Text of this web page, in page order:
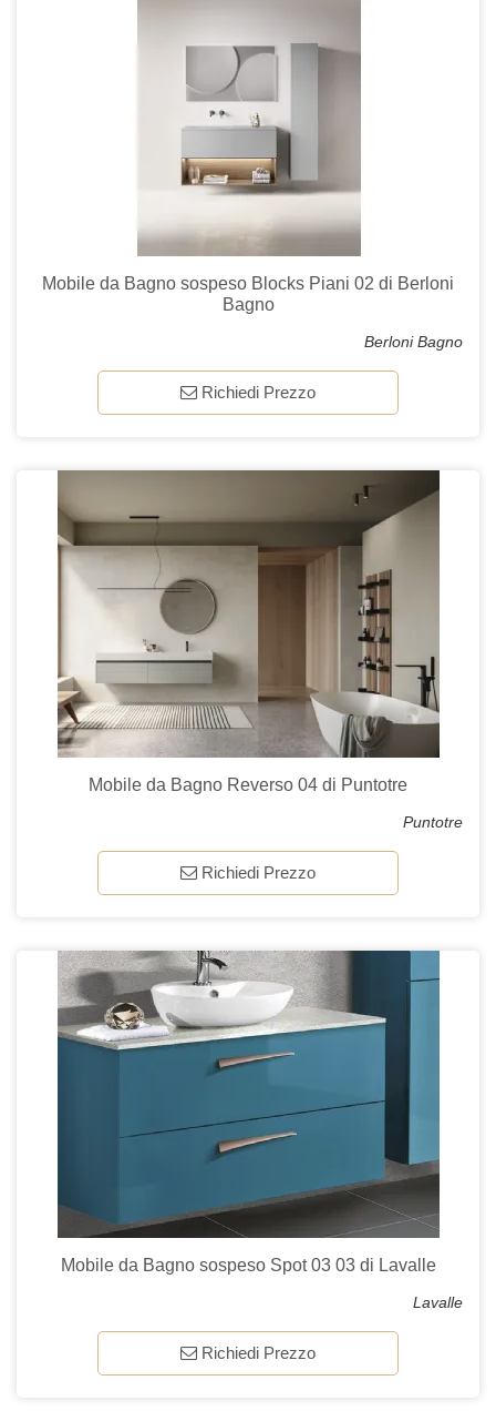
Mobile da Bagno sospeso Blocks Piani 02 di Berloni
Bagno
Berloni Bagno
Richiedi Prezzo
Mobile da Bagno Reverso 04 di Puntotre
Puntotre
Richiedi Prezzo
Mobile da Bagno sospeso Spot 03 03 di Lavalle
Lavalle
Richiedi Prezzo